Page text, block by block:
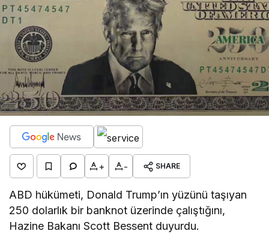
+ - SHARE
ABD hükümeti, Donald Trump’ın yüzünü taşıyan
250 dolarlık bir banknot üzerinde çalıştığını,
Hazine Bakanı Scott Bessent duyurdu.